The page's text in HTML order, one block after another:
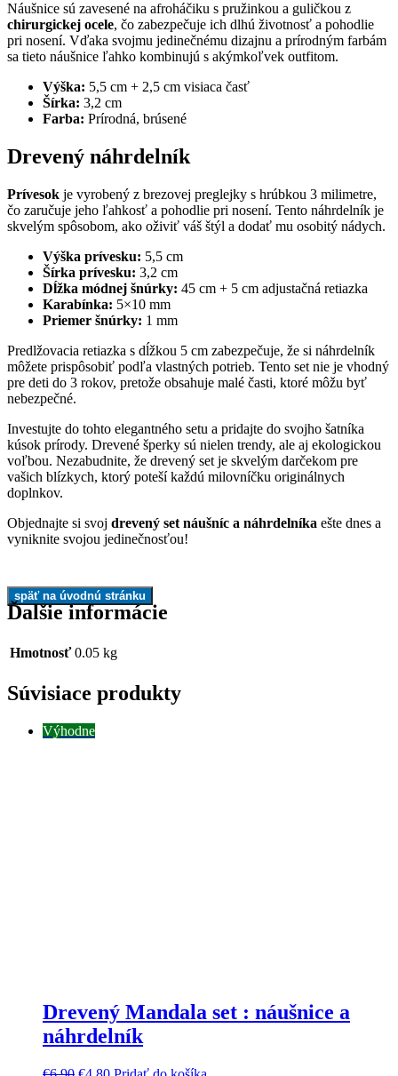
Náušnice sú zavesené na afroháčiku s pružinkou a guličkou z
chirurgickej ocele, čo zabezpečuje ich dlhú životnosť a pohodlie
pri nosení. Vďaka svojmu jedinečnému dizajnu a prírodným farbám
sa tieto náušnice ľahko kombinujú s akýmkoľvek outfitom.
Výška: 5,5 cm + 2,5 cm visiaca časť
Šírka: 3,2 cm
Farba: Prírodná, brúsené
Drevený náhrdelník
Prívesok je vyrobený z brezovej preglejky s hrúbkou 3 milimetre,
čo zaručuje jeho ľahkosť a pohodlie pri nosení. Tento náhrdelník je
skvelým spôsobom, ako oživiť váš štýl a dodať mu osobitý nádych.
Výška prívesku: 5,5 cm
Šírka prívesku: 3,2 cm
Dĺžka módnej šnúrky: 45 cm + 5 cm adjustačná retiazka
Karabínka: 5×10 mm
Priemer šnúrky: 1 mm
Predlžovacia retiazka s dĺžkou 5 cm zabezpečuje, že si náhrdelník
môžete prispôsobiť podľa vlastných potrieb. Tento set nie je vhodný
pre deti do 3 rokov, pretože obsahuje malé časti, ktoré môžu byť
nebezpečné.
Investujte do tohto elegantného setu a pridajte do svojho šatníka
kúsok prírody. Drevené šperky sú nielen trendy, ale aj ekologickou
voľbou. Nezabudnite, že drevený set je skvelým darčekom pre
vašich blízkych, ktorý poteší každú milovníčku originálnych
doplnkov.
Objednajte si svoj drevený set náušníc a náhrdelníka ešte dnes a
vyniknite svojou jedinečnosťou!
Ďalšie informácie
Hmotnosť 0.05 kg
Súvisiace produkty
Výhodne
Drevený Mandala set : náušnice a
náhrdelník